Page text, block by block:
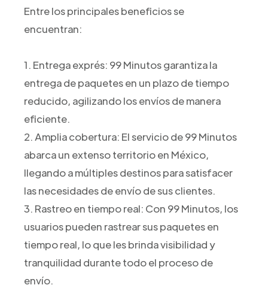
Entre los principales beneficios se
encuentran:
1. Entrega exprés: 99 Minutos garantiza la
entrega de paquetes en un plazo de tiempo
reducido, agilizando los envíos de manera
eficiente.
2. Amplia cobertura: El servicio de 99 Minutos
abarca un extenso territorio en México,
llegando a múltiples destinos para satisfacer
las necesidades de envío de sus clientes.
3. Rastreo en tiempo real: Con 99 Minutos, los
usuarios pueden rastrear sus paquetes en
tiempo real, lo que les brinda visibilidad y
tranquilidad durante todo el proceso de
envío.